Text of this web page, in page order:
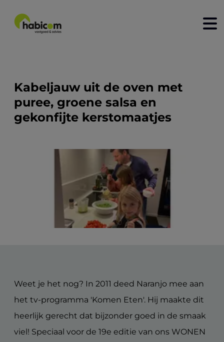
kopen
huren
nieuwbouw
wonen-magazine
jobs
klantenlogin
Kabeljauw uit de oven met
puree, groene salsa en
gekonfijte kerstomaatjes
Weet je het nog? In 2011 deed Naranjo mee aan
het tv-programma 'Komen Eten'. Hij maakte dit
heerlijk gerecht dat bijzonder goed in de smaak
viel! Speciaal voor de 19e editie van ons WONEN